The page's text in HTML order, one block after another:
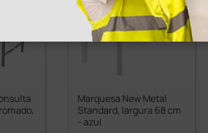
Marquesa New Metal
Standard, largura 68 cm
- azul